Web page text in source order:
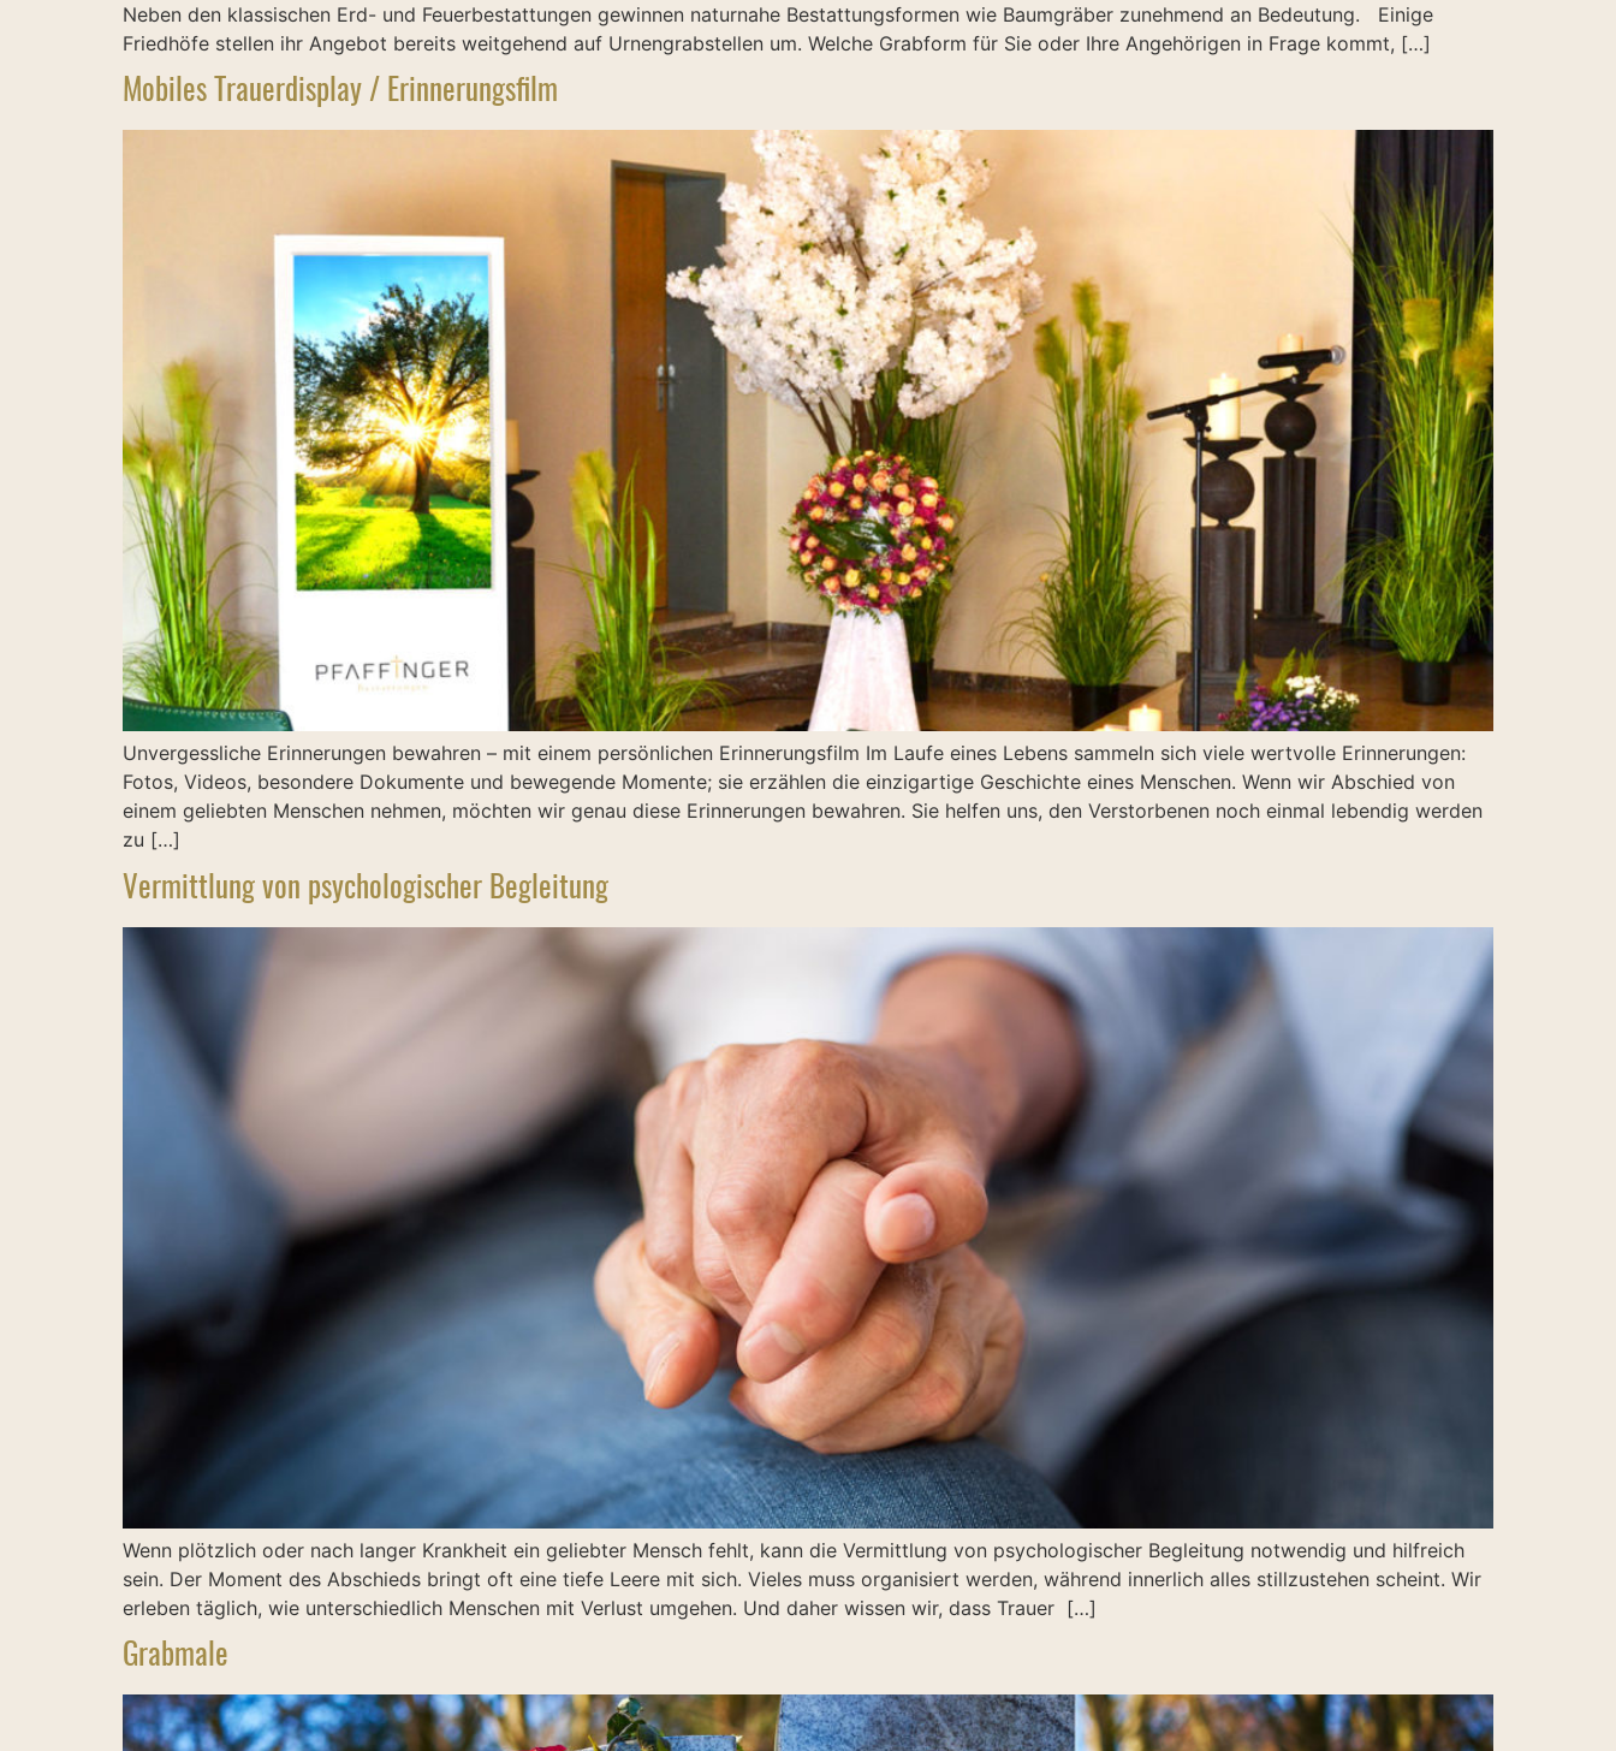
Neben den klassischen Erd- und Feuerbestattungen gewinnen naturnahe Bestattungsformen wie Baumgräber zunehmend an Bedeutung. Einige
Friedhöfe stellen ihr Angebot bereits weitgehend auf Urnengrabstellen um. Welche Grabform für Sie oder Ihre Angehörigen in Frage kommt, […]
Mobiles Trauerdisplay / Erinnerungsfilm
Unvergessliche Erinnerungen bewahren – mit einem persönlichen Erinnerungsfilm Im Laufe eines Lebens sammeln sich viele wertvolle Erinnerungen:
Fotos, Videos, besondere Dokumente und bewegende Momente; sie erzählen die einzigartige Geschichte eines Menschen. Wenn wir Abschied von
einem geliebten Menschen nehmen, möchten wir genau diese Erinnerungen bewahren. Sie helfen uns, den Verstorbenen noch einmal lebendig werden
zu […]
Vermittlung von psychologischer Begleitung
Wenn plötzlich oder nach langer Krankheit ein geliebter Mensch fehlt, kann die Vermittlung von psychologischer Begleitung notwendig und hilfreich
sein. Der Moment des Abschieds bringt oft eine tiefe Leere mit sich. Vieles muss organisiert werden, während innerlich alles stillzustehen scheint. Wir
erleben täglich, wie unterschiedlich Menschen mit Verlust umgehen. Und daher wissen wir, dass Trauer […]
Grabmale